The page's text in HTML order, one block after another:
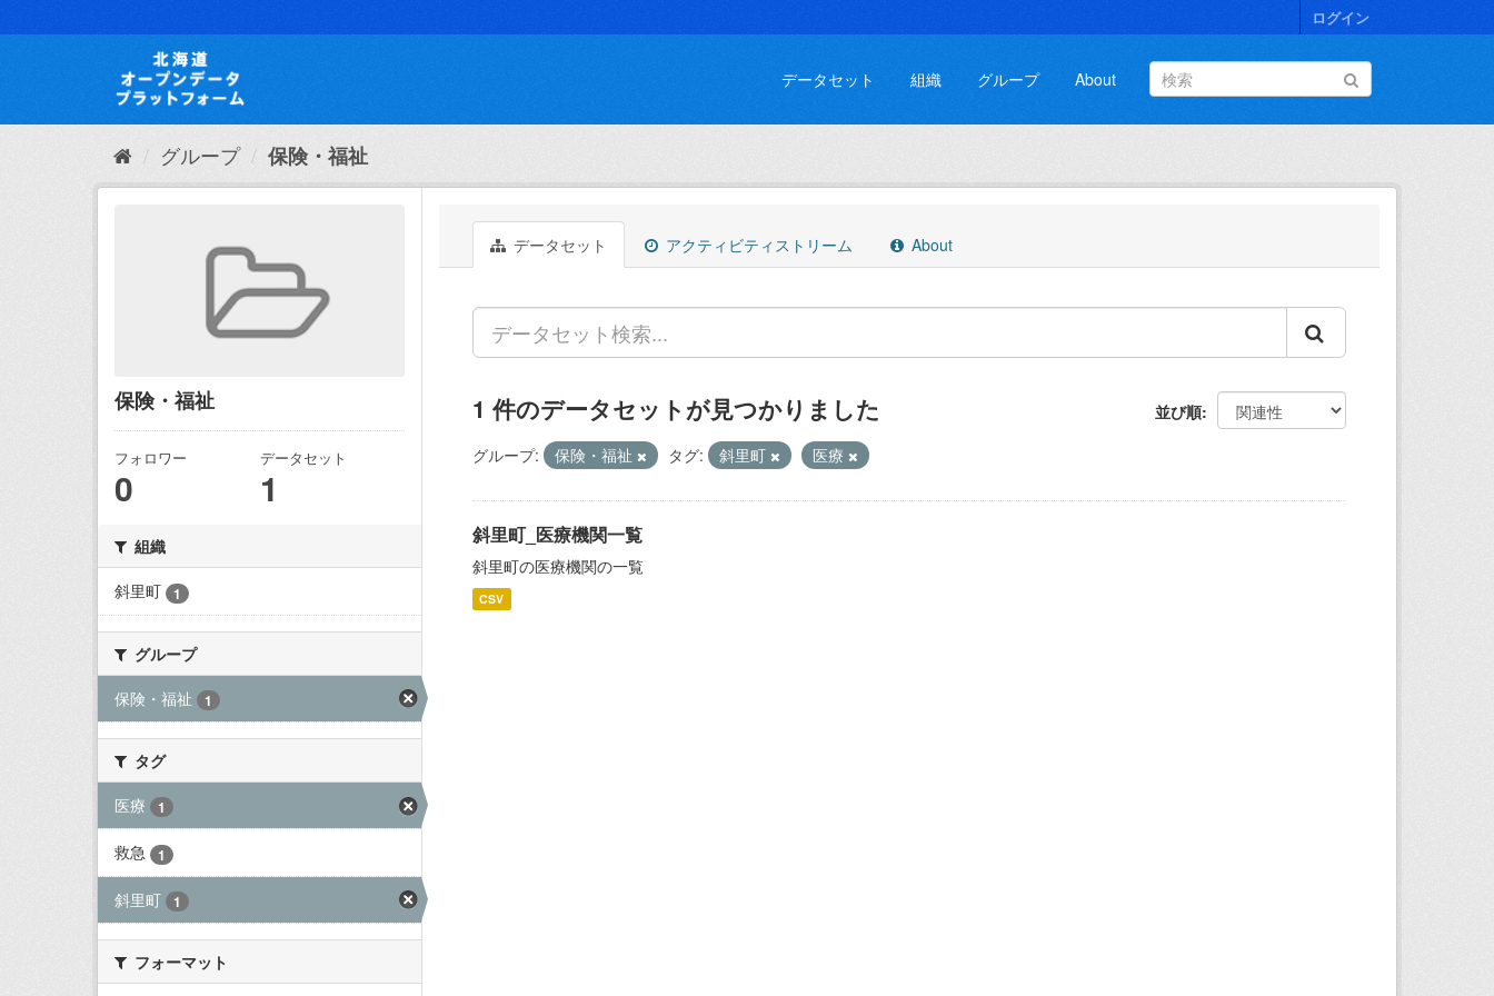
キ
て
ログイン
データセット 組織 グループ About
グループ 保険・福祉
保険・福祉
フォロワー
0
データセット
1
組織
斜里町
1
グループ
保険・福祉
1
タグ
医療
1
救急 1
斜里町 1
フォーマット
データセット アクティビティストリーム About
並び順
1 件のデータセットが見つかりました
グループ: 保険・福祉 タグ: 斜里町 医療
斜里町_医療機関一覧
斜里町の医療機関の一覧
CSV